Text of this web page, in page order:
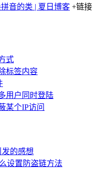
音的类 | 夏日博客 +链接
式
标签内容
用户同时登陆
某个IP访问
的感想
设置防盗链方法